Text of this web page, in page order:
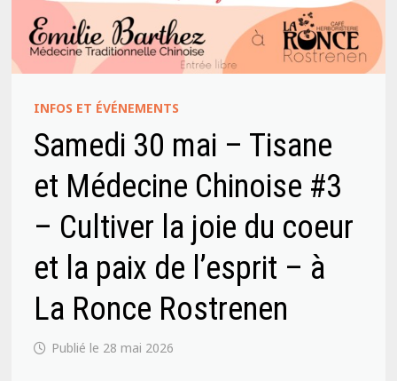
INFOS ET ÉVÉNEMENTS
Samedi 30 mai – Tisane
et Médecine Chinoise #3
– Cultiver la joie du coeur
et la paix de l’esprit – à
La Ronce Rostrenen
28 mai 2026